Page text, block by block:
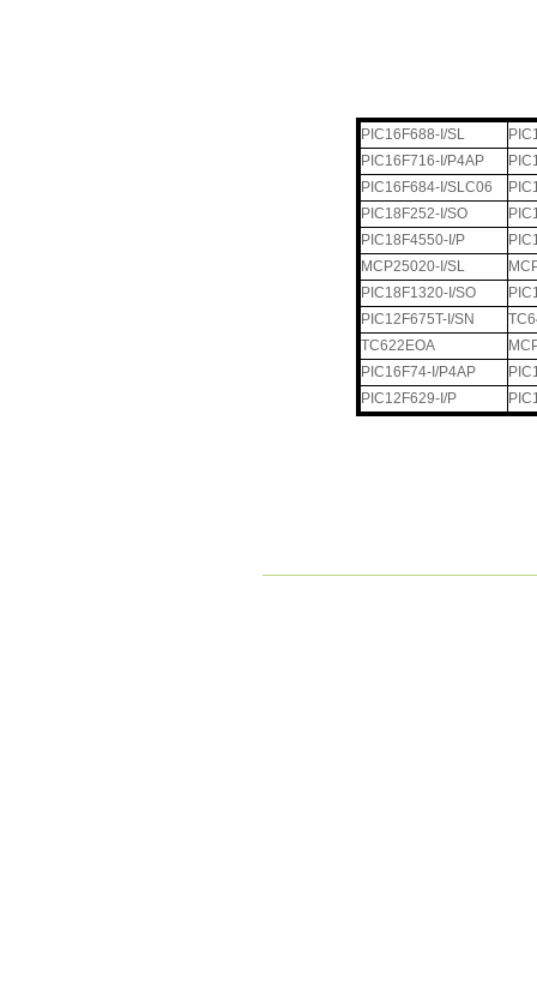
PIC16F688-I/SL
PIC16F716-I/P4AP
PIC16F684-I/SLC06
PIC18F252-I/SO
PIC18F4550-I/P
MCP25020-I/SL
PIC18F1320-I/SO
PIC12F675T-I/SN
TC622EOA
PIC16F74-I/P4AP
PIC12F629-I/P